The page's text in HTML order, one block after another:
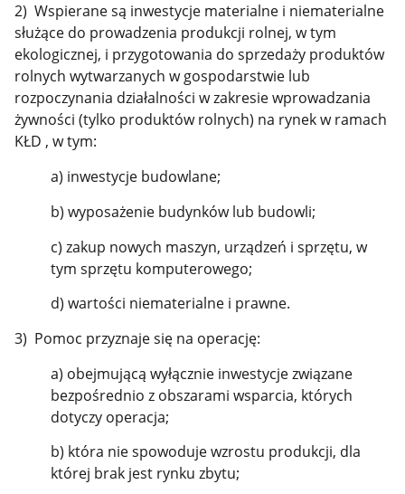
2) Wspierane są inwestycje materialne i niematerialne
służące do prowadzenia produkcji rolnej, w tym
ekologicznej, i przygotowania do sprzedaży produktów
rolnych wytwarzanych w gospodarstwie lub
rozpoczynania działalności w zakresie wprowadzania
żywności (tylko produktów rolnych) na rynek w ramach
KŁD , w tym:
a) inwestycje budowlane;
b) wyposażenie budynków lub budowli;
c) zakup nowych maszyn, urządzeń i sprzętu, w
tym sprzętu komputerowego;
d) wartości niematerialne i prawne.
3) Pomoc przyznaje się na operację:
a) obejmującą wyłącznie inwestycje związane
bezpośrednio z obszarami wsparcia, których
dotyczy operacja;
b) która nie spowoduje wzrostu produkcji, dla
której brak jest rynku zbytu;